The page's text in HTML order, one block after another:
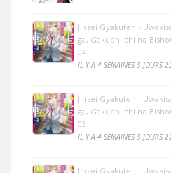
Jinsei Gyakuten -
ga, Gakuen Ichi no
04
IL Y A 4 SEMAINES 3 JOURS
Jinsei Gyakuten -
ga, Gakuen Ichi no
03
IL Y A 4 SEMAINES 3 JOURS
Jinsei Gyakuten -